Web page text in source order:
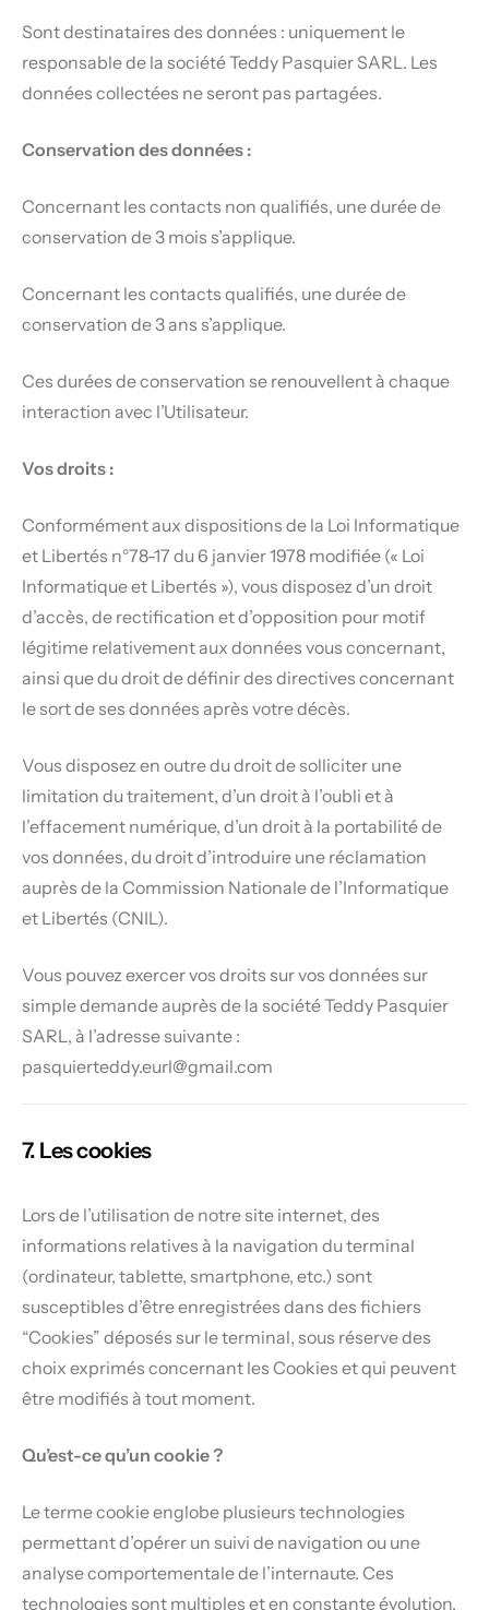
Sont destinataires des données : uniquement le
responsable de la société Teddy Pasquier SARL. Les
données collectées ne seront pas partagées.
Conservation des données :
Concernant les contacts non qualifiés, une durée de
conservation de 3 mois s’applique.
Concernant les contacts qualifiés, une durée de
conservation de 3 ans s’applique.
Ces durées de conservation se renouvellent à chaque
interaction avec l’Utilisateur.
Vos droits :
Conformément aux dispositions de la Loi Informatique
et Libertés n°78-17 du 6 janvier 1978 modifiée (« Loi
Informatique et Libertés »), vous disposez d’un droit
d’accès, de rectification et d’opposition pour motif
légitime relativement aux données vous concernant,
ainsi que du droit de définir des directives concernant
le sort de ses données après votre décès.
Vous disposez en outre du droit de solliciter une
limitation du traitement, d’un droit à l’oubli et à
l’effacement numérique, d’un droit à la portabilité de
vos données, du droit d’introduire une réclamation
auprès de la Commission Nationale de l’Informatique
et Libertés (CNIL).
Vous pouvez exercer vos droits sur vos données sur
simple demande auprès de la société Teddy Pasquier
SARL, à l’adresse suivante :
pasquierteddy.eurl@gmail.com
7. Les cookies
Lors de l’utilisation de notre site internet, des
informations relatives à la navigation du terminal
(ordinateur, tablette, smartphone, etc.) sont
susceptibles d’être enregistrées dans des fichiers
“Cookies” déposés sur le terminal, sous réserve des
choix exprimés concernant les Cookies et qui peuvent
être modifiés à tout moment.
Qu’est-ce qu’un cookie ?
Le terme cookie englobe plusieurs technologies
permettant d’opérer un suivi de navigation ou une
analyse comportementale de l’internaute. Ces
technologies sont multiples et en constante évolution.